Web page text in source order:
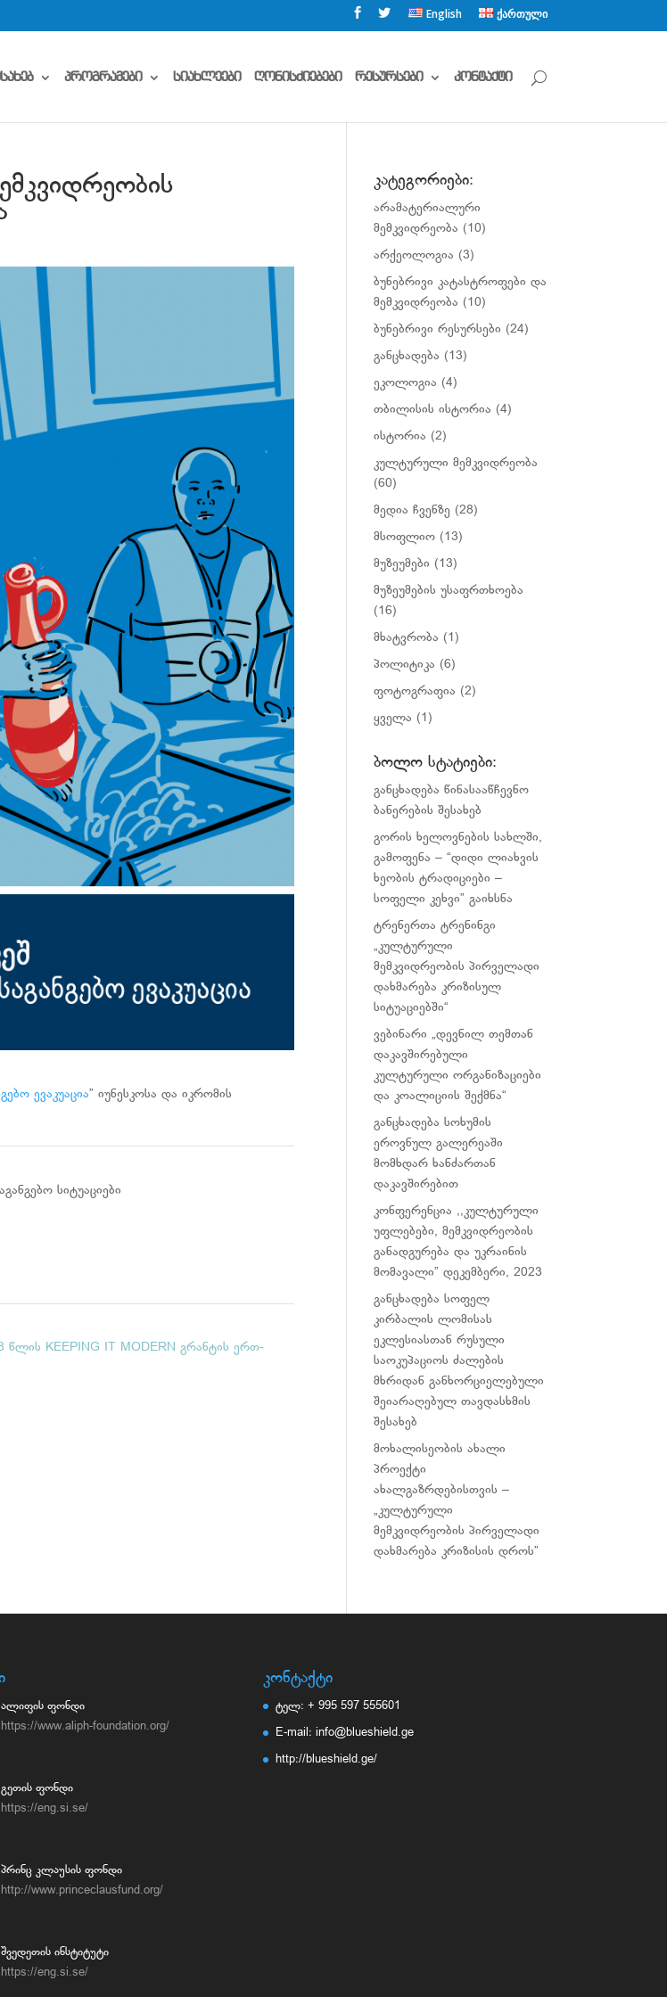
English ქართული
პროგრამები სიახლეები ღონისძიებები რესურსები კონტაქტი
ევაკუაცია” იუნესკოსა და იკრომის
სიტუაციები
KEEPING IT MODERN გრანტის ერთ-
კატეგორიები:
არამატერიალური
მემკვიდრეობა (10)
არქეოლოგია (3)
ბუნებრივი კატასტროფები და
მემკვიდრეობა (10)
ბუნებრივი რესურსები (24)
განცხადება (13)
ეკოლოგია (4)
თბილისის ისტორია (4)
ისტორია (2)
კულტურული მემკვიდრეობა
(60)
მედია ჩვენზე (28)
მსოფლიო (13)
მუზეუმები (13)
მუზეუმების უსაფრთხოება
(16)
მხატვრობა (1)
პოლიტიკა (6)
ფოტოგრაფია (2)
ყველა (1)
ბოლო სტატიები:
განცხადება წინასააწჩევნო
ბანერების შესახებ
გორის ხელოვნების სახლში,
გამოფენა – “დიდი ლიახვის
ხეობის ტრადიციები –
სოფელი კეხვი” გაიხსნა
ტრენერთა ტრენინგი
„კულტურული
მემკვიდრეობის პირველადი
დახმარება კრიზისულ
სიტუაციებში“
ვებინარი „დევნილ თემთან
დაკავშირებული
კულტურული ორგანიზაციები
და კოალიციის შექმნა“
განცხადება სოხუმის
ეროვნულ გალერეაში
მომხდარ ხანძართან
დაკავშირებით
კონფერენცია ,,კულტურული
უფლებები, მემკვიდრეობის
განადგურება და უკრაინის
მომავალი” დეკემბერი, 2023
განცხადება სოფელ
კირბალის ლომისას
ეკლესიასთან რუსული
საოკუპაციოს ძალების
მხრიდან განხორციელებული
შეიარაღებულ თავდასხმის
შესახებ
მოხალისეობის ახალი
პროექტი
ახალგაზრდებისთვის –
„კულტურული
მემკვიდრეობის პირველადი
დახმარება კრიზისის დროს”
ალიფის ფონდი
https://www.aliph-foundation.org/
გეთის ფონდი
https://eng.si.se/
პრინც კლაუსის ფონდი
http://www.princeclausfund.org/
შვედეთის ინსტიტუტი
https://eng.si.se/
კონტაქტი
ტელ: + 995 597 555601
E-mail: info@blueshield.ge
http://blueshield.ge/